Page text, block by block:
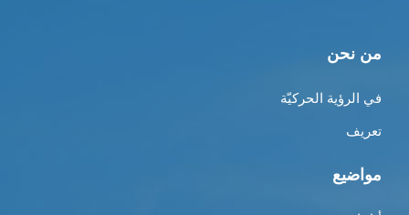
من نحن
في الرؤية الحركيّة
تعريف
مواضيع